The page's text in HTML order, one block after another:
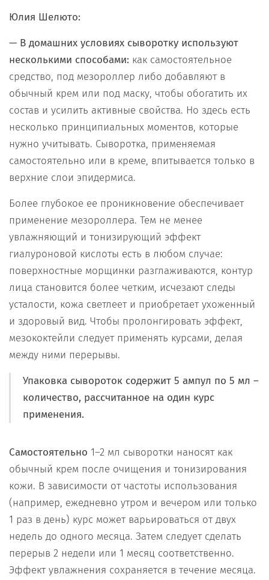
Юлия Шелюто:
— В домашних условиях сыворотку используют
несколькими способами: как самостоятельное
средство, под мезороллер либо добавляют в
обычный крем или под маску, чтобы обогатить их
состав и усилить активные свойства. Но здесь есть
несколько принципиальных моментов, которые
нужно учитывать. Сыворотка, применяемая
самостоятельно или в креме, впитывается только в
верхние слои эпидермиса.
Более глубокое ее проникновение обеспечивает
применение мезороллера. Тем не менее
увлажняющий и тонизирующий эффект
гиалуроновой кислоты есть в любом случае:
поверхностные морщинки разглаживаются, контур
лица становится более четким, исчезают следы
усталости, кожа светлеет и приобретает ухоженный
и здоровый вид. Чтобы пролонгировать эффект,
мезококтейли следует применять курсами, делая
между ними перерывы.
Упаковка сывороток содержит 5 ампул по 5 мл –
количество, рассчитанное на один курс
применения.
Самостоятельно 1–2 мл сыворотки наносят как
обычный крем после очищения и тонизирования
кожи. В зависимости от частоты использования
(например, ежедневно утром и вечером или только
1 раз в день) курс может варьироваться от двух
недель до одного месяца. Затем следует сделать
перерыв 2 недели или 1 месяц соответственно.
Эффект увлажнения сохраняется в течение месяца.